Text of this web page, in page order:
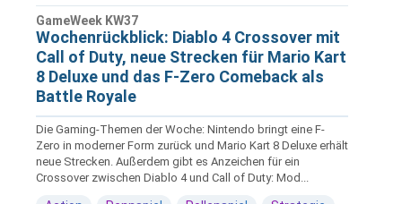
GameWeek KW37
Wochenrückblick: Diablo 4 Crossover mit
Call of Duty, neue Strecken für Mario Kart
8 Deluxe und das F-Zero Comeback als
Battle Royale
Die Gaming-Themen der Woche: Nintendo bringt eine F-
Zero in moderner Form zurück und Mario Kart 8 Deluxe erhält
neue Strecken. Außerdem gibt es Anzeichen für ein
Crossover zwischen Diablo 4 und Call of Duty: Mod...